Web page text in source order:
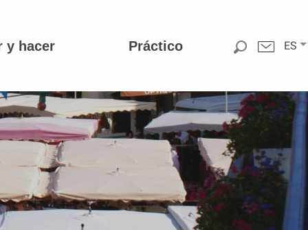
ES
y hacer Práctico